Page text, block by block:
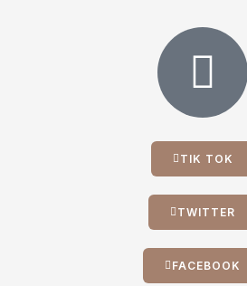
TIK TOK
TWITTER
FACEBOOK